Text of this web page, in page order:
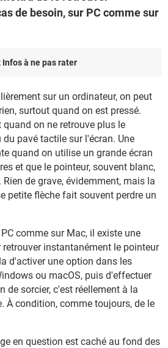
de besoin, sur PC comme sur
Infos à ne pas rater
sur un ordinateur, on peut
surtout quand on est pressé.
on ne retrouve plus le
du pavé tactile sur l'écran. Une
quand on utilise un grande écran
et que le pointeur, souvent blanc,
de grave, évidemment, mais la
petite flèche fait souvent perdre un
comme sur Mac, il existe une
instantanément le pointeur
d'activer une option dans les
ou macOS, puis d'effectuer
de sorcier, c'est réellement à la
À condition, comme toujours, de le
en question est caché au fond des